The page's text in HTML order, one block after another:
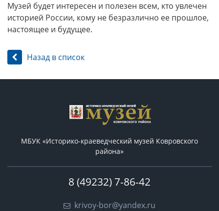
Музей будет интересен и полезен всем, кто увлечен
историей России, кому не безразлично ее прошлое,
настоящее и будущее.
Назад в список
МБУК «Историко-краеведческий музей Ковровского
района»
8 (49232) 7-86-42
krivoy-bor@yandex.ru